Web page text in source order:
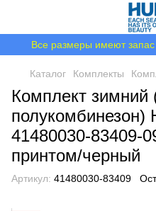
Все размеры имеют
Каталог Комплекты
Комплект зимний
полукомбинезон)
41480030-83409-
принтом/черный
Артикул: 41480030-83409